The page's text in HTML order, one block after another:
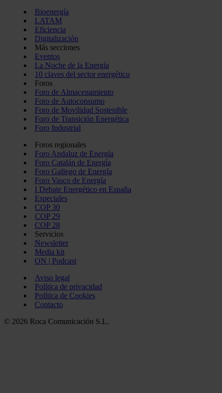
Bioenergía
LATAM
Eficiencia
Digitalización
Más secciones
Eventos
La Noche de la Energía
10 claves del sector energético
Foros
Foro de Almacenamiento
Foro de Autoconsumo
Foro de Movilidad Sostenible
Foro de Transición Energética
Foro Industrial
Foros regionales
Foro Andaluz de Energía
Foro Catalán de Energía
Foro Gallego de Energía
Foro Vasco de Energía
I Debate Energético en España
Especiales
COP 30
COP 29
COP 28
Servicios
Newsletter
Media kit
ON | Podcast
Aviso legal
Política de privacidad
Política de Cookies
Contacto
© 2026 Roca Comunicación S.L.